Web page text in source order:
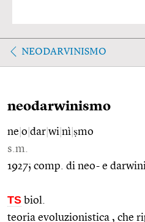
NEODARVINISMO
neodarwinismo
ne o dar wi nì ṣmo
s.m.
1927; comp. di neo- e
TS biol.
teoria evoluzionistica , che